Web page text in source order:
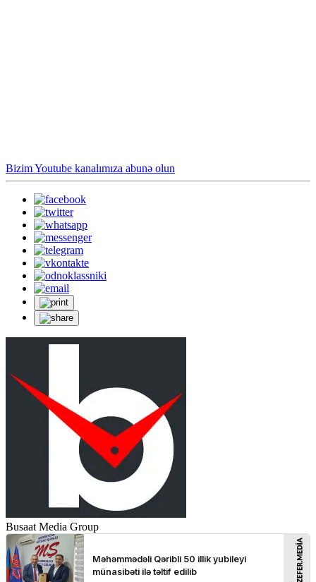
Bizim Youtube kanalımıza abunə olun
Busaat Media Group